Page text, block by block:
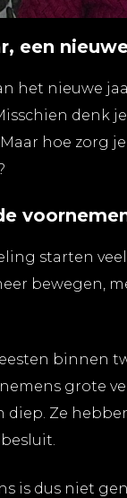
een
het nieuwe
denk
hoe zorg
starten
bewegen,
binnen
grote
Ze
is dus niet